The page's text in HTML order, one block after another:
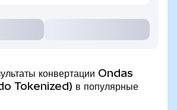
конвертации Ondas
Tokenized) в популярные